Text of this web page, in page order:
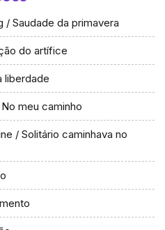
/ Saudade da primavera
do artífice
liberdade
meu caminho
/ Solitário caminhava no